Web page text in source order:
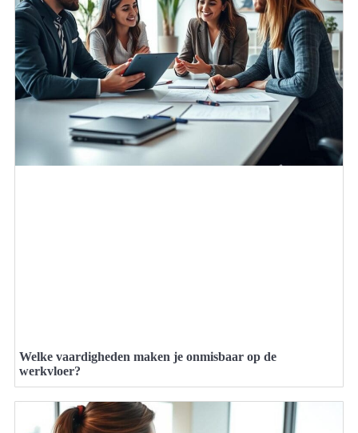
Welke vaardigheden maken je onmisbaar op de
werkvloer?